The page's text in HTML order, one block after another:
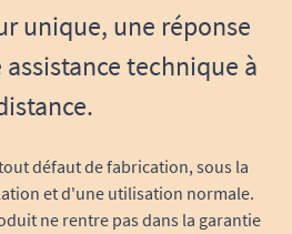
unique, une réponse
technique à
défaut de fabrication, sous la
et d'une utilisation normale.
ne rentre pas dans la garantie